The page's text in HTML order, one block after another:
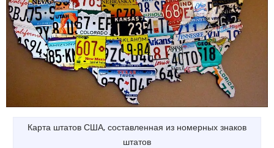
Карта штатов США, составленная из номерных знаков
штатов